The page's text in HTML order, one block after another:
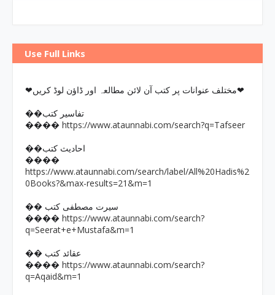
Use Full Links
❤مختلف عنوانات پر کتب آن لائن مطالعہ اور ڈاؤن لوڈ کریں❤
��تفاسیر کتب
���� https://www.ataunnabi.com/search?q=Tafseer
��احادیث کتب
����
https://www.ataunnabi.com/search/label/All%20Hadis%2
0Books?&max-results=21&m=1
�� سیرت مصطفی کتب
���� https://www.ataunnabi.com/search?
q=Seerat+e+Mustafa&m=1
�� عقائد کتب
���� https://www.ataunnabi.com/search?
q=Aqaid&m=1